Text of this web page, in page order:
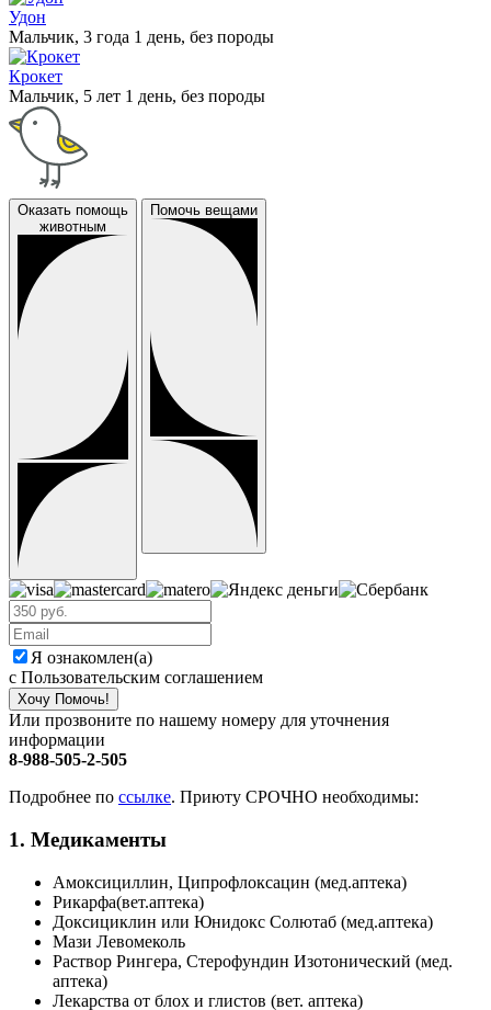
Удон
Мальчик, 3 года 1 день, без породы
Крокет
Мальчик, 5 лет 1 день, без породы
Оказать помощь
животным
Помочь вещами
Я ознакомлен(а)
с Пользовательским соглашением
Хочу Помочь!
Или прозвоните по нашему номеру для уточнения
информации
8-988-505-2-505
Подробнее по ссылке. Приюту СРОЧНО необходимы:
1. Медикаменты
Амоксициллин, Ципрофлоксацин (мед.аптека)
Рикарфа(вет.аптека)
Доксициклин или Юнидокс Солютаб (мед.аптека)
Мази Левомеколь
Раствор Рингера, Стерофундин Изотонический (мед.
аптека)
Лекарства от блох и глистов (вет. аптека)